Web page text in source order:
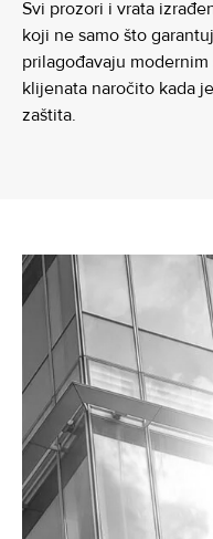
Svi prozori i vrata
koji ne samo što
prilagođavaju
klijenata naročito kada
zaštita.